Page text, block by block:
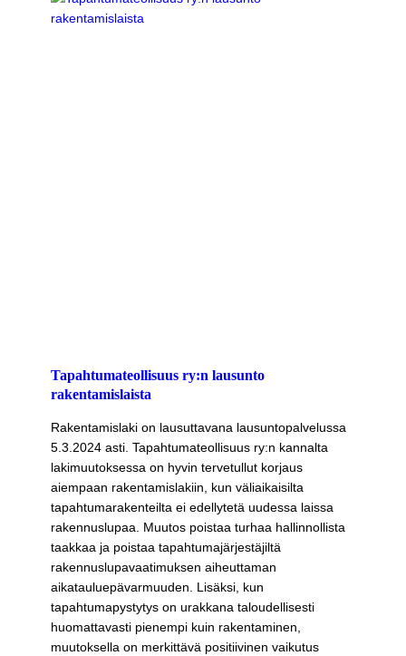
Tapahtumateollisuus ry:n lausunto
rakentamislaista
Rakentamislaki on lausuttavana lausuntopalvelussa
5.3.2024 asti. Tapahtumateollisuus ry:n kannalta
lakimuutoksessa on hyvin tervetullut korjaus
aiempaan rakentamislakiin, kun väliaikaisilta
tapahtumarakenteilta ei edellytetä uudessa laissa
rakennuslupaa. Muutos poistaa turhaa hallinnollista
taakkaa ja poistaa tapahtumajärjestäjiltä
rakennuslupavaatimuksen aiheuttaman
aikatauluepävarmuuden. Lisäksi, kun
tapahtumapystytys on urakkana taloudellisesti
huomattavasti pienempi kuin rakentaminen,
muutoksella on merkittävä positiivinen vaikutus